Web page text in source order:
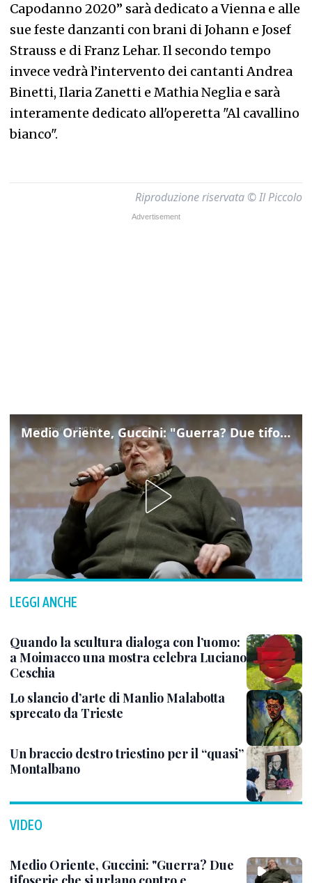
Capodanno 2020” sarà dedicato a Vienna e alle
sue feste danzanti con brani di Johann e Josef
Strauss e di Franz Lehar. Il secondo tempo
invece vedrà l’intervento dei cantanti Andrea
Binetti, Ilaria Zanetti e Mathia Neglia e sarà
interamente dedicato all'operetta "Al cavallino
bianco".
Riproduzione riservata © Il Piccolo
Medio Oriente, Guccini: "Guerra? Due tifoserie che si urlano contro e dimenticano vittime"
LEGGI ANCHE
Quando la scultura dialoga con l’uomo:
a Moimacco una mostra celebra Luciano
Ceschia
Lo slancio d’arte di Manlio Malabotta
sprecato da Trieste
Un braccio destro triestino per il “quasi”
Montalbano
VIDEO
Medio Oriente, Guccini: "Guerra? Due